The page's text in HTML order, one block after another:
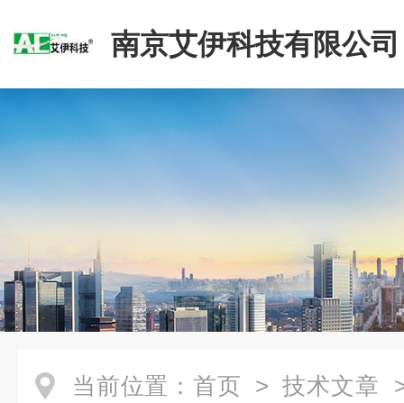
南京艾伊科技有限公司
当前位置： 首页 > 技术文章